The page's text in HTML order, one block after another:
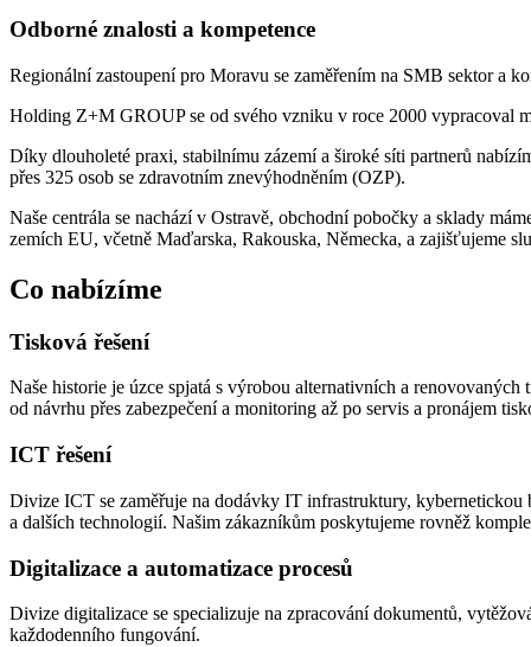
Odborné znalosti a kompetence
Regionální zastoupení pro Moravu se zaměřením na SMB sektor a
Holding Z+M GROUP se od svého vzniku v roce 2000 vypracoval
Díky dlouholeté praxi, stabilnímu zázemí a široké síti partnerů
přes 325 osob se zdravotním znevýhodněním (OZP).
Naše centrála se nachází v Ostravě, obchodní pobočky a sklady
zemích EU, včetně Maďarska, Rakouska, Německa, a zajišťujeme
Co nabízíme
Tisková řešení
Naše historie je úzce spjatá s výrobou alternativních a
od návrhu přes zabezpečení a monitoring až po servis a pronájem
ICT řešení
Divize ICT se zaměřuje na dodávky IT infrastruktury, kybernetickou
a dalších technologií. Našim zákazníkům poskytujeme rovněž
Digitalizace a automatizace procesů
Divize digitalizace se specializuje na zpracování dokumentů,
každodenního fungování.